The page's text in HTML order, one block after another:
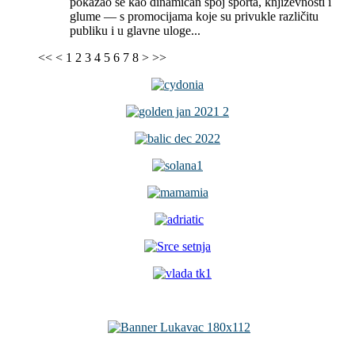
glume — s promocijama koje su privukle različitu
publiku i u glavne uloge...
<< < 1 2 3 4 5 6 7 8 > >>